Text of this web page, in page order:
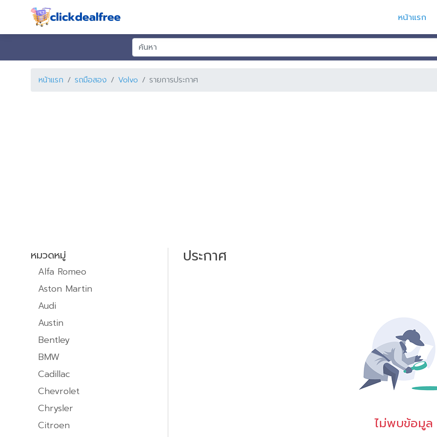
หน้าแรก
หน้าแรก รถมือสอง Volvo รายการประกาศ
หมวดหมู่
Alfa Romeo
Aston Martin
Audi
Austin
Bentley
BMW
Cadillac
Chevrolet
Chrysler
Citroen
ประกาศ
ไม่พบข้อมูล